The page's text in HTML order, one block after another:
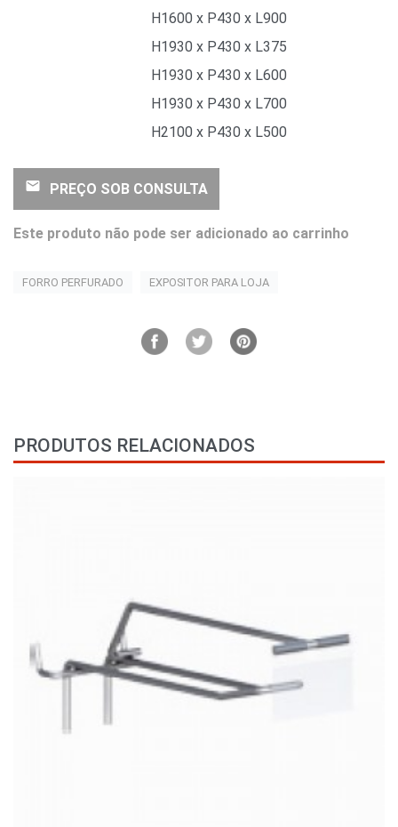
H1600 x P430 x L900
H1930 x P430 x L375
H1930 x P430 x L600
H1930 x P430 x L700
H2100 x P430 x L500
email PREÇO SOB CONSULTA
Este produto não pode ser adicionado ao carrinho
FORRO PERFURADO EXPOSITOR PARA LOJA
PRODUTOS RELACIONADOS